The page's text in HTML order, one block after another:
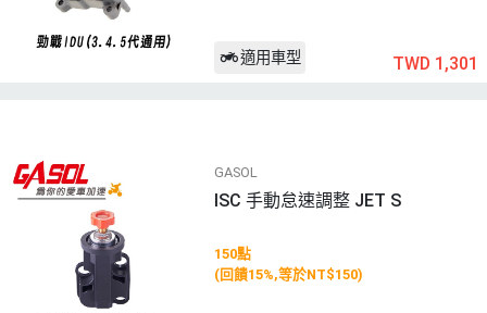
適用車型 TWD 1,301
GASOL
ISC 手動怠速調整 JET S
150點
(回饋15%,等於NT$150)